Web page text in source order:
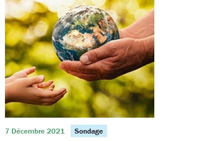
7 Décembre 2021 Sondage